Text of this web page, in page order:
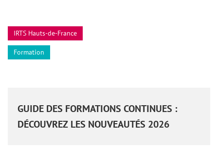
IRTS Hauts-de-France
Formation
GUIDE DES FORMATIONS CONTINUES :
DÉCOUVREZ LES NOUVEAUTÉS 2026